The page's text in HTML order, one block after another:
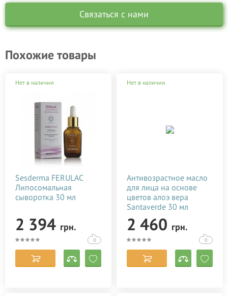
Связаться с нами
Похожие товары
Нет в наличии
Sesderma FERULAC
Липосомальная
сыворотка 30 мл
2 394 грн.
0
Нет в наличии
Антивозрастное масло
для лица на основе
цветов алоэ вера
Santaverde 30 мл
2 460 грн.
0